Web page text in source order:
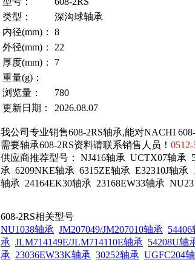
类型：
深沟球轴承
内径(mm)：
8
外径(mm)：
22
厚度(mm)：
7
重量(g)：
浏览量：
780
更新日期：
2026.08.07
我公司专业销售608-2RS轴承,能对NACHI
需要轴承608-2RS资料请联系销售人员！
供应商推荐型号： NJ416轴承 UCTX07轴承
承 6209NKE轴承 6315ZE轴承 E32310J轴承
轴承 24164EK30轴承 23168EW33轴承
608-2RS相关型号
NU1038轴承 JM207049/JM207010轴承 54406
承 JLM714149E/JLM714110E轴承 54208U轴
承 23036EW33K轴承 30252轴承 UGFC204